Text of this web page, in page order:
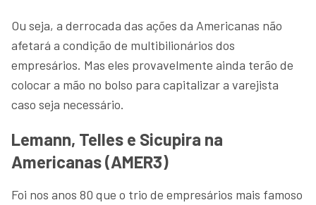
Ou seja, a derrocada das ações da Americanas não
afetará a condição de multibilionários dos
empresários. Mas eles provavelmente ainda terão de
colocar a mão no bolso para capitalizar a varejista
caso seja necessário.
Lemann, Telles e Sicupira na
Americanas (AMER3)
Foi nos anos 80 que o trio de empresários mais famoso